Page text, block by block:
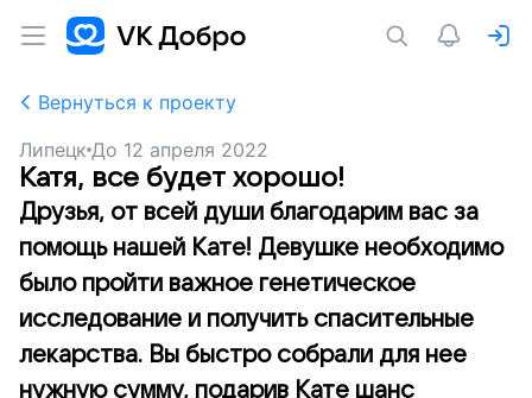
Вернуться к проекту
Липецк До 12 апреля 2022
Катя, все будет хорошо!
Друзья, от всей души благодарим вас за
помощь нашей Кате! Девушке необходимо
было пройти важное генетическое
исследование и получить спасительные
лекарства. Вы быстро собрали для нее
нужную сумму, подарив Кате шанс